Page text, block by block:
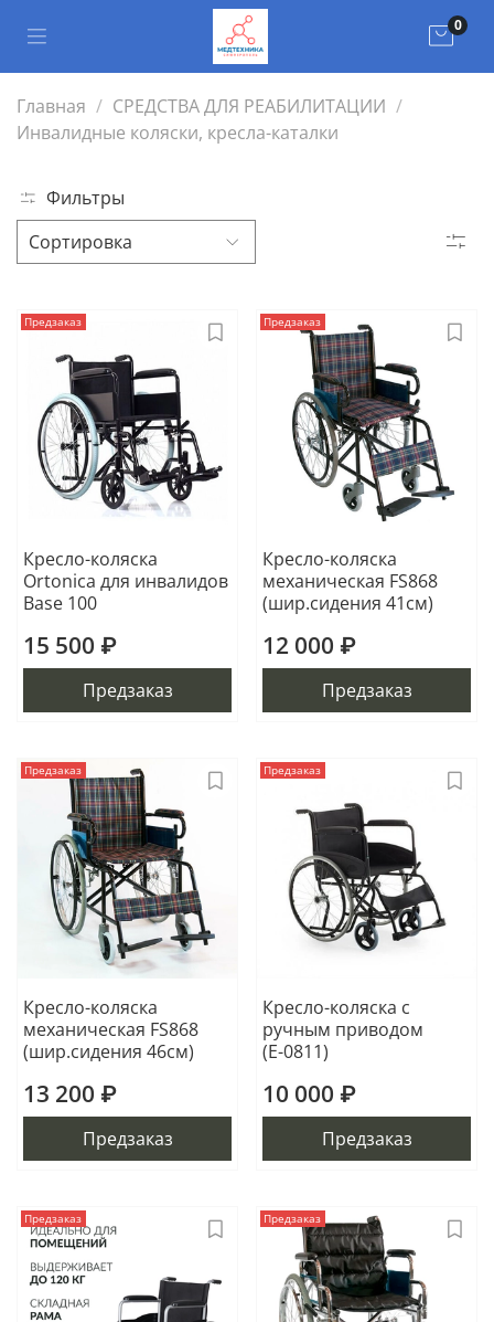
0
Главная
СРЕДСТВА ДЛЯ РЕАБИЛИТАЦИИ
Инвалидные коляски, кресла-каталки
Фильтры
Предзаказ
Кресло-коляска
Ortonica для инвалидов
Base 100
15 500 ₽
Предзаказ
Предзаказ
Кресло-коляска
механическая FS868
(шир.сидения 41см)
12 000 ₽
Предзаказ
Предзаказ
Кресло-коляска
механическая FS868
(шир.сидения 46см)
13 200 ₽
Предзаказ
Предзаказ
Кресло-коляска с
ручным приводом
(Е-0811)
10 000 ₽
Предзаказ
Предзаказ Предзаказ